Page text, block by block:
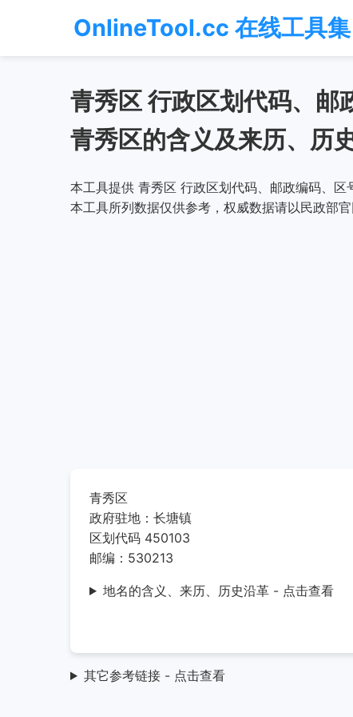
OnlineTool.cc 在线工具集
青秀区 行政区划代码、邮
青秀区的含义及来历、历
本工具提供 青秀区 行政区划代码、邮政编码、
本工具所列数据仅供参考，权威数据请以民政部官
青秀区
政府驻地：长塘镇
区划代码 450103
邮编：530213
地名的含义、来历、历史沿革 - 点击查看
其它参考链接 - 点击查看